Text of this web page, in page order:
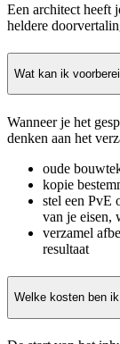
Een architect heeft
heldere
Wat kan ik
Wanneer je het
denken aan het
oude
kopie
stel een PvE
van je eisen,
verzamel
resultaat
Welke kosten ben